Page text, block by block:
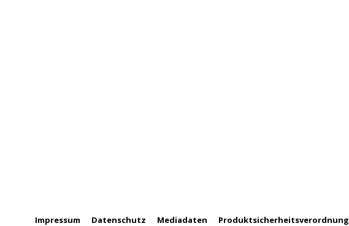
Impressum Datenschutz Mediadaten Produktsicherheitsverordnung